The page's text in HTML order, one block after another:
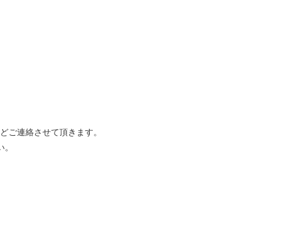
ご連絡させて頂きます。